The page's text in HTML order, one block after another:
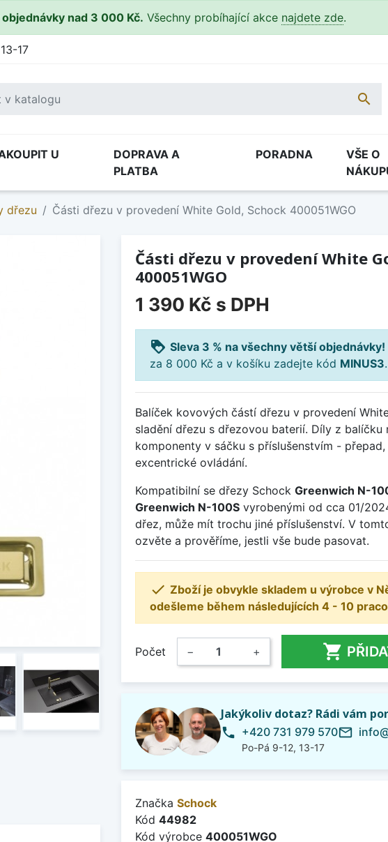
nad 3 000 Kč. Všechny probíhající akce najdete zde.
17

U
DOPRAVA A
PLATBA
PORADNA
VŠE O
dřezu Části dřezu v provedení White Gold, Schock 400051WGO
Části dřezu v provedení White
400051WGO
1 390 Kč s DPH
loyalty Sleva 3 % na všechny větší objednávky!
za 8 000 Kč a v košíku zadejte kód MINUS3.
Balíček kovových částí dřezu v provedení
sladění dřezu s dřezovou baterií. Díly z balíčku
komponenty v sáčku s příslušenstvím -
excentrické ovládání.
Kompatibilní se dřezy Schock Greenwich N-
Greenwich N-100S vyrobenými od cca 01/
dřez, může mít trochu jiné příslušenství. V
ozvěte a prověříme, jestli vše bude pasovat.
 Zboží je obvykle skladem u výrobce v
odešleme během následujících 4 - 10
Počet − + 
Jakýkoliv dotaz? Rádi vám
phone +420 731 979 570
Po-Pá 9-12, 13-17
mail_outline
Značka Schock
Kód 44982
Kód výrobce 400051WGO